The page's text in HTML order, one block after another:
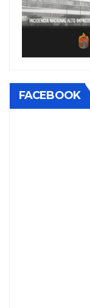
FACEBOOK